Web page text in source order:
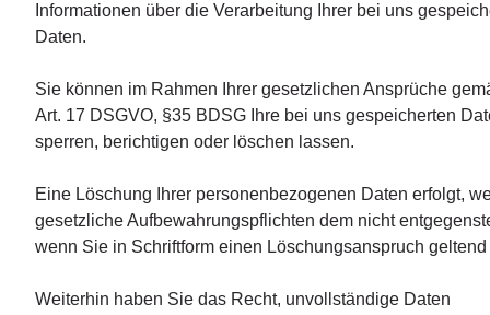
Informationen über die Verarbeitung Ihrer bei uns
Daten.
Sie können im Rahmen Ihrer gesetzlichen Ansprüche
Art. 17 DSGVO, §35 BDSG Ihre bei uns gespeicherten
sperren, berichtigen oder löschen lassen.
Eine Löschung Ihrer personenbezogenen Daten erfolgt,
gesetzliche Aufbewahrungspflichten dem nicht
wenn Sie in Schriftform einen Löschungsanspruch
Weiterhin haben Sie das Recht, unvollständige Daten